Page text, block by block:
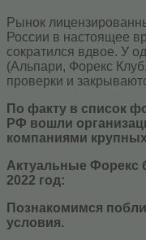
Рынок
России в настоящее
сократился вдвое. У
(Альпари, Форекс
проверки и
По факту в список
РФ вошли
компаниями
Актуальные Форекс
2022 год:
Познакомимся
условия.